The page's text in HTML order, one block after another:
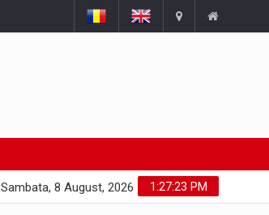
1:27:24 PM
Sambata, 8 August, 2026